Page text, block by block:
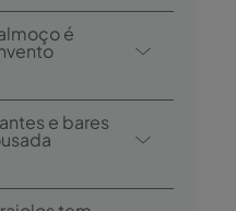
Arraiolos
out é até às
é
incluem
e bares
tem 1